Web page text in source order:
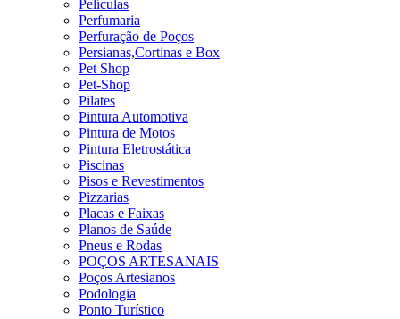
Películas
Perfumaria
Perfuração de Poços
Persianas,Cortinas e Box
Pet Shop
Pet-Shop
Pilates
Pintura Automotiva
Pintura de Motos
Pintura Eletrostática
Piscinas
Pisos e Revestimentos
Pizzarias
Placas e Faixas
Planos de Saúde
Pneus e Rodas
POÇOS ARTESANAIS
Poços Artesianos
Podologia
Ponto Turístico